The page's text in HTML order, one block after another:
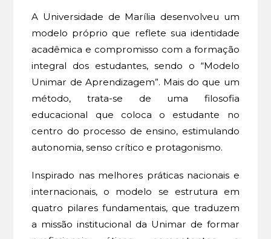
A Universidade de Marília desenvolveu um
modelo próprio que reflete sua identidade
acadêmica e compromisso com a formação
integral dos estudantes, sendo o “Modelo
Unimar de Aprendizagem”. Mais do que um
método, trata-se de uma filosofia
educacional que coloca o estudante no
centro do processo de ensino, estimulando
autonomia, senso crítico e protagonismo.
Inspirado nas melhores práticas nacionais e
internacionais, o modelo se estrutura em
quatro pilares fundamentais, que traduzem
a missão institucional da Unimar de formar